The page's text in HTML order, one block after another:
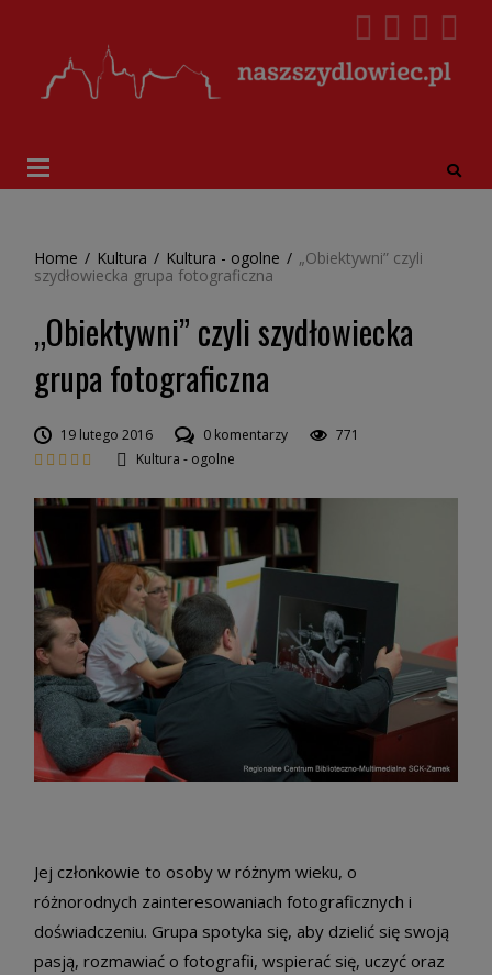
Home / Kultura / Kultura - ogolne / „Obiektywni” czyli
szydłowiecka grupa fotograficzna
„Obiektywni” czyli szydłowiecka
grupa fotograficzna
19 lutego 2016 0 komentarzy
771
Kultura - ogolne
Jej członkowie to osoby w różnym wieku, o
różnorodnych zainteresowaniach fotograficznych i
doświadczeniu. Grupa spotyka się, aby dzielić się swoją
pasją, rozmawiać o fotografii, wspierać się, uczyć oraz